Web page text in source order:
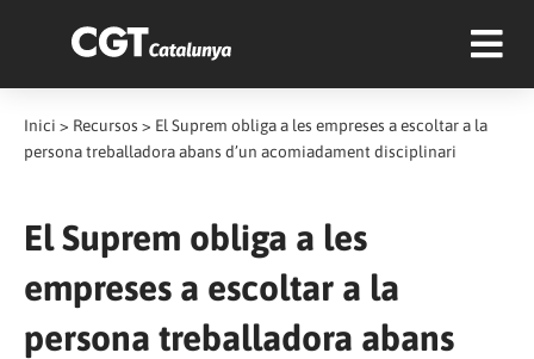
Inici > Recursos > El Suprem obliga a les empreses a escoltar a la
persona treballadora abans d’un acomiadament disciplinari
El Suprem obliga a les
empreses a escoltar a la
persona treballadora abans